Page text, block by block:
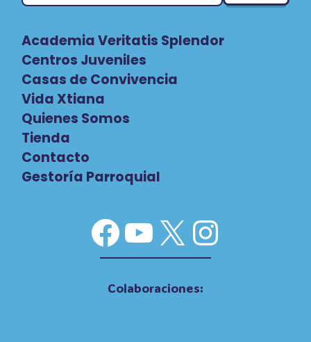
Academia Veritatis Splendor
Centros Juveniles
Casas de Convivencia
Vida Xtiana
Quienes Somos
Tienda
Contacto
Gestoría Parroquial
Facebook
YouTube
X
Colaboraciones: